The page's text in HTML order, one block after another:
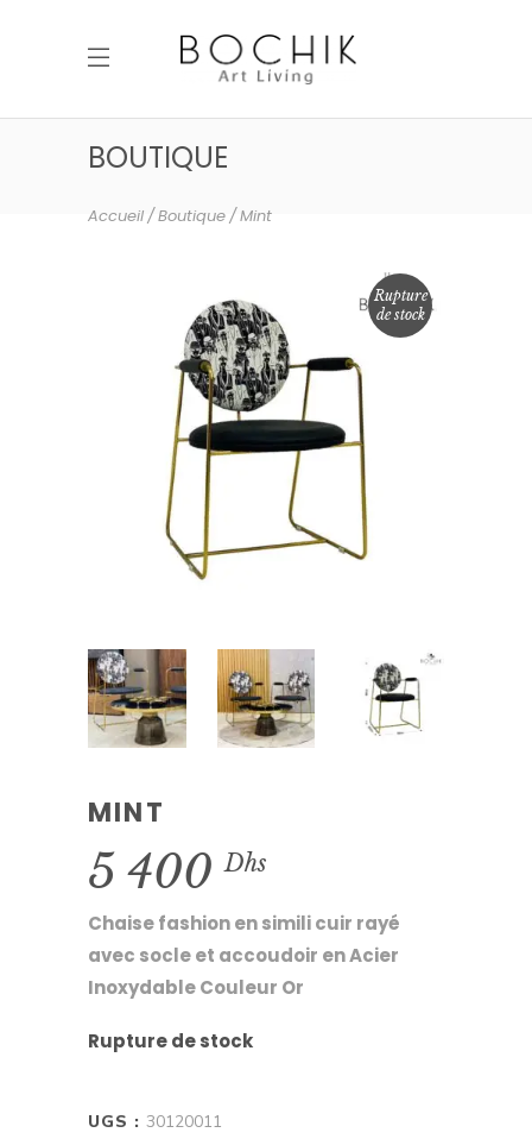
BOUTIQUE
Accueil Boutique Mint
Rupture
de stock
MINT
5 400Dhs
Chaise fashion en simili cuir rayé
avec socle et accoudoir en Acier
Inoxydable Couleur Or
Rupture de stock
UGS : 30120011